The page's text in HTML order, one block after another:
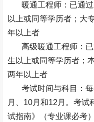
暖通工程师：已通
以上或同等学历者；大
年以上者
高级暖通工程师：
生以上或同等学历者；
两年以上者
考试时间与科目：
月、 10月和12 月。考试
试指南》（专业课必考